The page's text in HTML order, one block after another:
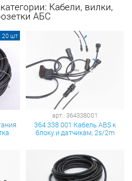
Кабели, вилки,
АБС
20 шт
арт.: 364338001
364 338 001 Кабель ABS к
блоку и датчикам, 2s/2m